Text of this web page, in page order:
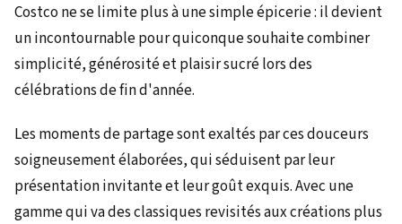
Costco ne se limite plus à une simple épicerie : il devient
un incontournable pour quiconque souhaite combiner
simplicité, générosité et plaisir sucré lors des
célébrations de fin d'année.
Les moments de partage sont exaltés par ces douceurs
soigneusement élaborées, qui séduisent par leur
présentation invitante et leur goût exquis. Avec une
gamme qui va des classiques revisités aux créations plus